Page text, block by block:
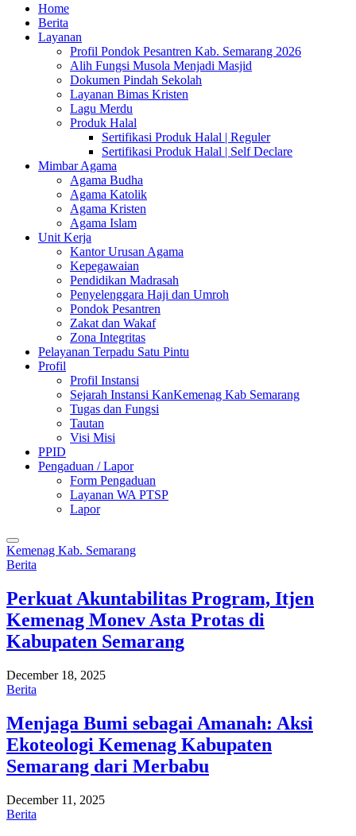
Home
Berita
Layanan
Profil Pondok Pesantren Kab. Semarang 2026
Alih Fungsi Musola Menjadi Masjid
Dokumen Pindah Sekolah
Layanan Bimas Kristen
Lagu Merdu
Produk Halal
Sertifikasi Produk Halal | Reguler
Sertifikasi Produk Halal | Self Declare
Mimbar Agama
Agama Budha
Agama Katolik
Agama Kristen
Agama Islam
Unit Kerja
Kantor Urusan Agama
Kepegawaian
Pendidikan Madrasah
Penyelenggara Haji dan Umroh
Pondok Pesantren
Zakat dan Wakaf
Zona Integritas
Pelayanan Terpadu Satu Pintu
Profil
Profil Instansi
Sejarah Instansi KanKemenag Kab Semarang
Tugas dan Fungsi
Tautan
Visi Misi
PPID
Pengaduan / Lapor
Form Pengaduan
Layanan WA PTSP
Lapor
Kemenag Kab. Semarang
Berita
Perkuat Akuntabilitas Program, Itjen
Kemenag Monev Asta Protas di
Kabupaten Semarang
December 18, 2025
Berita
Menjaga Bumi sebagai Amanah: Aksi
Ekoteologi Kemenag Kabupaten
Semarang dari Merbabu
December 11, 2025
Berita